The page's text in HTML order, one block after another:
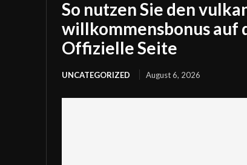
So nutzen Sie den
willkommensbonus auf
Offizielle Seite
UNCATEGORIZED August 6, 2026